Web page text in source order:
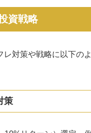
資戦略
レ対策や戦略に以下の
策